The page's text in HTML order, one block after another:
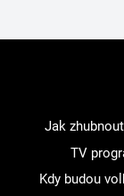
Jak zhubnout
TV
Kdy budou